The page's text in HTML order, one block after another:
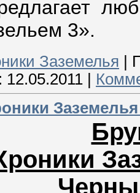
3».
Заземелья |
12.05.2011 |